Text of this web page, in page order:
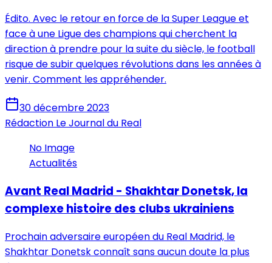
Édito. Avec le retour en force de la Super League et
face à une Ligue des champions qui cherchent la
direction à prendre pour la suite du siècle, le football
risque de subir quelques révolutions dans les années à
venir. Comment les appréhender.
30 décembre 2023
Rédaction Le Journal du Real
No Image
Actualités
Avant Real Madrid - Shakhtar Donetsk, la
complexe histoire des clubs ukrainiens
Prochain adversaire européen du Real Madrid, le
Shakhtar Donetsk connaît sans aucun doute la plus